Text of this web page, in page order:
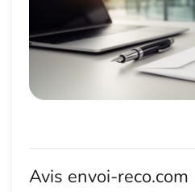
Avis envoi-reco.com